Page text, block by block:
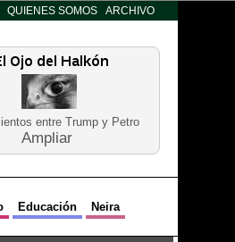
QUIENES SOMOS ARCHIVO
entre Trump y Petro
Ampliar
Educación Neira